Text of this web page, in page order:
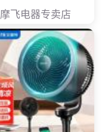
摩飞电器专卖店